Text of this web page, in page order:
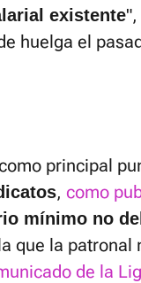
existente",
huelga el
principal
, como
mínimo no
que la patronal
de la